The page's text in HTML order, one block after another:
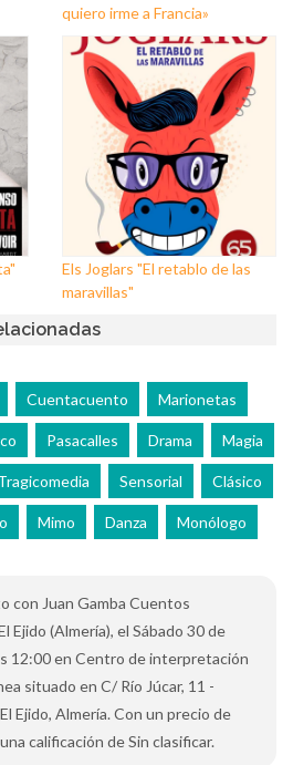
quiero irme a Francia»
Els Joglars "El retablo de las
maravillas"
Cuentacuento Marionetas
Pasacalles Drama Magia
Sensorial Clásico
Mimo Danza Monólogo
con Juan Gamba Cuentos
Ejido (Almería), el Sábado 30 de
12:00 en Centro de interpretación
situado en C/ Río Júcar, 11 -
Ejido, Almería. Con un precio de
calificación de Sin clasificar.